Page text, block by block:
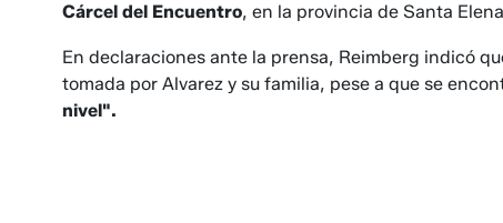
Cárcel del Encuentro, en la provincia de Santa
En declaraciones ante la prensa, Reimberg indicó
tomada por Alvarez y su familia, pese a que se
nivel".